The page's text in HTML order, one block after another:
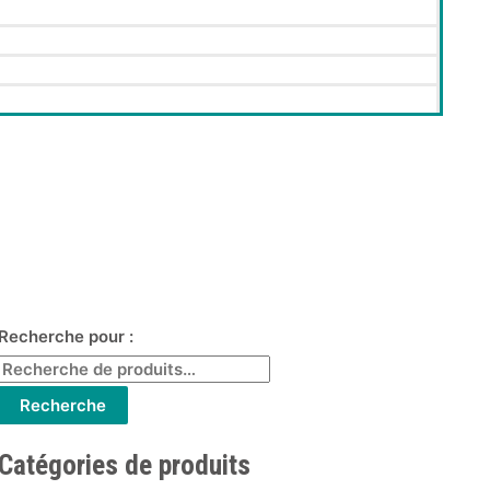
Recherche pour :
Recherche
Catégories de produits